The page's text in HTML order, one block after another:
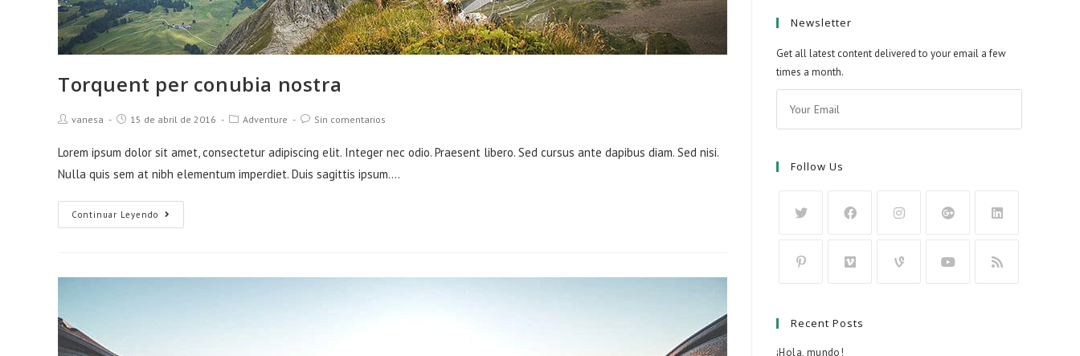
Torquent per conubia nostra
Autor
la
entrada:
vanesa
Publicación
la
15 de abril de 2016
Categoría
la
Adventure
Comentarios
la
entrada:
Sin comentarios
Lorem ipsum dolor sit amet, consectetur adipiscing elit. Integer nec odio. Praesent libero. Sed cursus ante dapibus diam. Sed nisi.
Nulla quis sem at nibh elementum imperdiet. Duis sagittis ipsum.…
Continuar Leyendo
per
Newsletter
Get all latest content delivered to your email a few
times a month.
Follow Us
Recent Posts
¡Hola, mundo!